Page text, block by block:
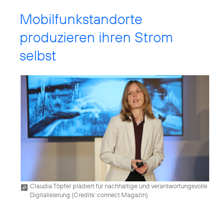
Mobilfunkstandorte
produzieren ihren Strom
selbst
Claudia Töpfer plädiert für nachhaltige und verantwortungsvolle
Digitalisierung (Credits: connect Magazin)